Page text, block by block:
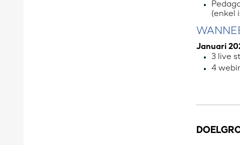
(enkel
Januari
3 live
4